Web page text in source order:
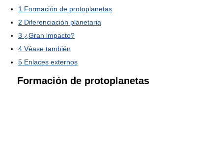
1 Formación de protoplanetas
2 Diferenciación planetaria
3 ¿Gran impacto?
4 Véase también
5 Enlaces externos
Formación de protoplanetas